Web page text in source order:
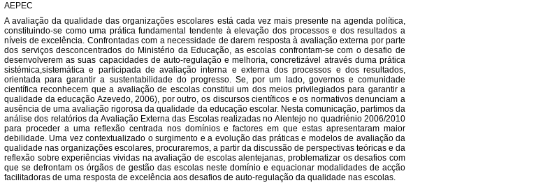
AEPEC
A avaliação da qualidade das organizações escolares está cada vez mais presente na agenda política,
constituindo-se como uma prática fundamental tendente à elevação dos processos e dos resultados a
níveis de excelência. Confrontadas com a necessidade de darem resposta à avaliação externa por parte
dos serviços desconcentrados do Ministério da Educação, as escolas confrontam-se com o desafio de
desenvolverem as suas capacidades de auto-regulação e melhoria, concretizável através duma prática
sistémica,sistemática e participada de avaliação interna e externa dos processos e dos resultados,
orientada para garantir a sustentabilidade do progresso. Se, por um lado, governos e comunidade
científica reconhecem que a avaliação de escolas constitui um dos meios privilegiados para garantir a
qualidade da educação Azevedo, 2006), por outro, os discursos científicos e os normativos denunciam a
ausência de uma avaliação rigorosa da qualidade da educação escolar. Nesta comunicação, partimos da
análise dos relatórios da Avaliação Externa das Escolas realizadas no Alentejo no quadriénio 2006/2010
para proceder a uma reflexão centrada nos domínios e factores em que estas apresentaram maior
debilidade. Uma vez contextualizado o surgimento e a evolução das práticas e modelos de avaliação da
qualidade nas organizações escolares, procuraremos, a partir da discussão de perspectivas teóricas e da
reflexão sobre experiências vividas na avaliação de escolas alentejanas, problematizar os desafios com
que se defrontam os órgãos de gestão das escolas neste domínio e equacionar modalidades de acção
facilitadoras de uma resposta de excelência aos desafios de auto-regulação da qualidade nas escolas.